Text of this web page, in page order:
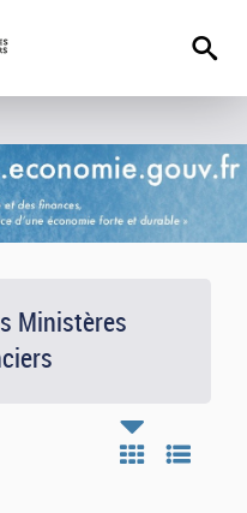
Ministères